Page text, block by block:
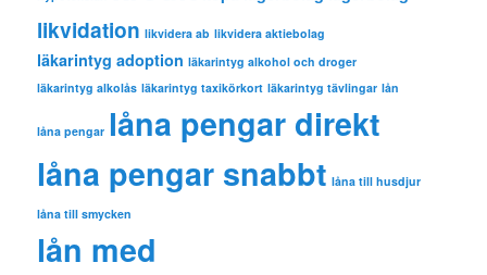
likvidation likvidera ab likvidera aktiebolag
läkarintyg adoption läkarintyg alkohol och droger
läkarintyg alkolås läkarintyg taxikörkort läkarintyg tävlingar lån
låna pengar låna pengar direkt
låna pengar snabbt låna till husdjur
låna till smycken
lån med